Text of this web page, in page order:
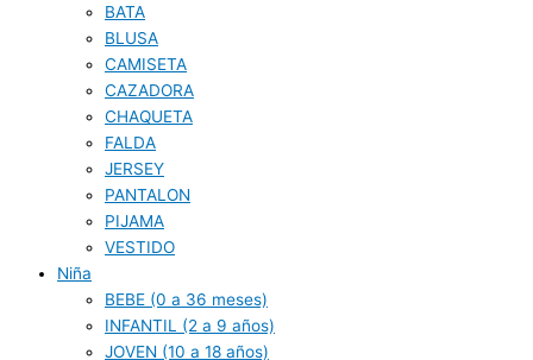
BATA
BLUSA
CAMISETA
CAZADORA
CHAQUETA
FALDA
JERSEY
PANTALON
PIJAMA
VESTIDO
Niña
BEBE (0 a 36 meses)
INFANTIL (2 a 9 años)
JOVEN (10 a 18 años)